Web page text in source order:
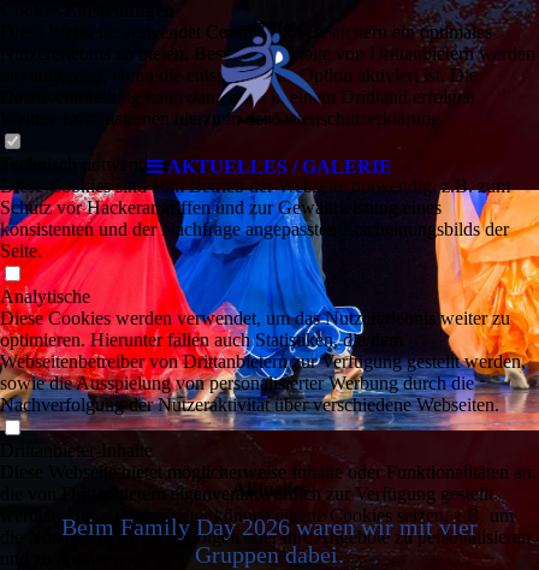
AKTUELLES / GALERIE
Aktuelles
Beim Family Day 2026 waren wir mit vier
Gruppen dabei.
Diese Webseite verwendet Cookies, um Besuchern ein optimales
Nutzererlebnis zu bieten. Bestimmte Inhalte von Drittanbietern werden
nur angezeigt, wenn die entsprechende Option aktiviert ist. Die
Datenverarbeitung kann dann auch in einem Drittland erfolgen.
Weitere Informationen hierzu in der Datenschutzerklärung.
Technisch notwendige
Diese Cookies sind zum Betrieb der Webseite notwendig, z.B. zum
Schutz vor Hackerangriffen und zur Gewährleistung eines
konsistenten und der Nachfrage angepassten Erscheinungsbilds der
Seite.
Analytische
Diese Cookies werden verwendet, um das Nutzererlebnis weiter zu
optimieren. Hierunter fallen auch Statistiken, die dem
Webseitenbetreiber von Drittanbietern zur Verfügung gestellt werden,
sowie die Ausspielung von personalisierter Werbung durch die
Nachverfolgung der Nutzeraktivität über verschiedene Webseiten.
Drittanbieter-Inhalte
Diese Webseite bietet möglicherweise Inhalte oder Funktionalitäten an,
die von Drittanbietern eigenverantwortlich zur Verfügung gestellt
werden. Diese Drittanbieter können eigene Cookies setzen, z.B. um
die Nutzeraktivität zu verfolgen oder ihre Angebote zu personalisieren